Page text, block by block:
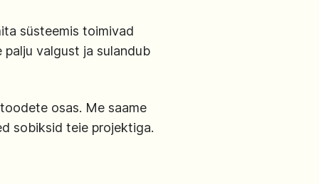
süsteemis toimivad
palju valgust ja sulandub
osas. Me saame
sobiksid teie projektiga.